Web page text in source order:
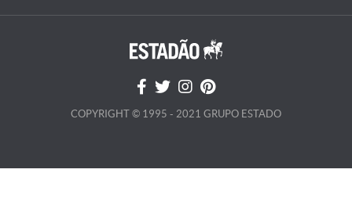
COPYRIGHT © 1995 - 2021 GRUPO ESTADO